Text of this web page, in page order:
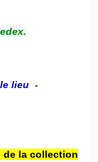
lieu -
de la collection